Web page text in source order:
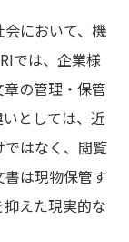
において、機
では、企業様
の管理・保管
としては、近
はなく、閲覧
は現物保管す
えた現実的な